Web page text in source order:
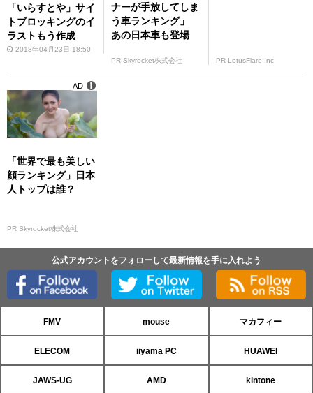
「いらすとや」サイ
トブロッキングのイ
ラストもう作成
2018年04月23日 18:50
ナーが手放してしま
う車ランキング」
あの日本車も登場
PR Skyrocket株式会社 PR LotusFlare Inc
「世界で最も美しい
顔ランキング」日本
人トップは誰？
PR Skyrocket株式会社
AD
公式アカウントをフォローして最新情報を手に入れよう
FMV mouse マカフィー
ELECOM iiyama PC HUAWEI
JAWS-UG AMD kintone